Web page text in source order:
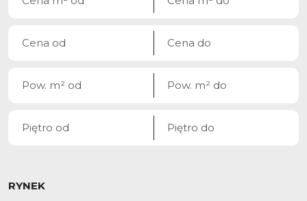
RYNEK